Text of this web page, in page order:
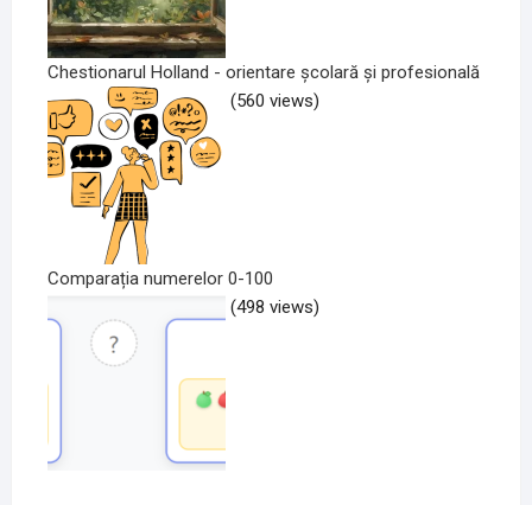
Chestionarul Holland - orientare școlară și profesională
(560 views)
Comparația numerelor 0-100
(498 views)